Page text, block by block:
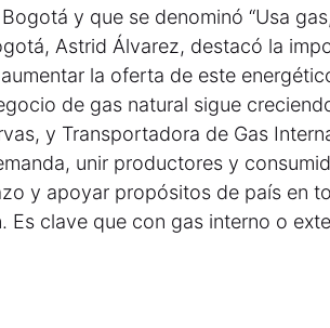
y que se denominó “Usa
Astrid Álvarez, destacó la
la oferta de este
de gas natural sigue
y Transportadora de Gas
unir productores y
y apoyar propósitos de país en
clave que con gas interno o